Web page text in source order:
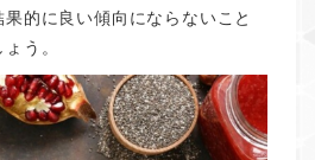
的に良い傾向にならないこと
う。